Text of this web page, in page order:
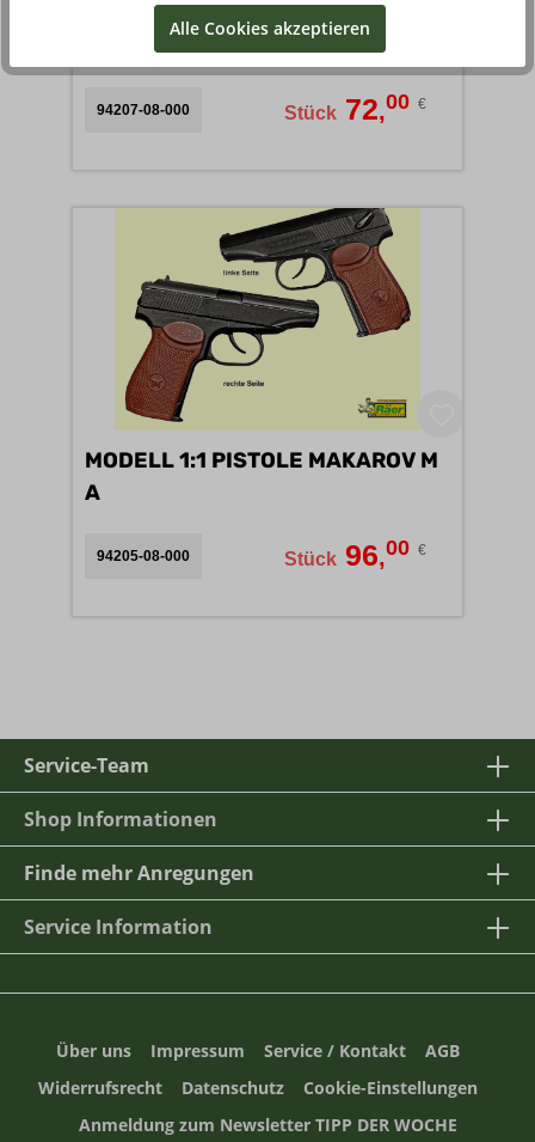
MODELL 1:1 WH PISTOLE 1938 A
94207-08-000 Stück 72,00 €
MODELL 1:1 PISTOLE MAKAROV M
A
94205-08-000 Stück 96,00 €
Service-Team
Shop Informationen
Finde mehr Anregungen
Service Information
Über uns Impressum Service / Kontakt
AGB
Widerrufsrecht
Datenschutz
Cookie-Einstellungen
Anmeldung zum Newsletter TIPP DER WOCHE
Alle Cookies akzeptieren